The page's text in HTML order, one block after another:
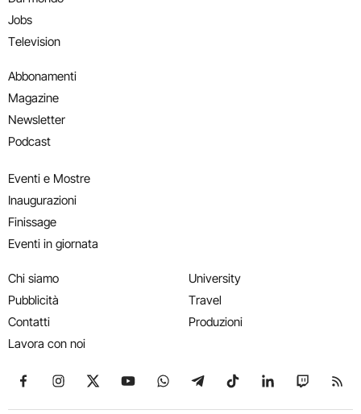
Jobs
Television
Abbonamenti
Magazine
Newsletter
Podcast
Eventi e Mostre
Inaugurazioni
Finissage
Eventi in giornata
Chi siamo
Pubblicità
Contatti
Lavora con noi
University
Travel
Produzioni
Seguici su Facebook
Seguici su Instagram
Seguici su X
Seguici su YouTube
Seguici su WhatsApp
Seguici su Telegram
Seguici su TikTok
Seguici su
Seguici